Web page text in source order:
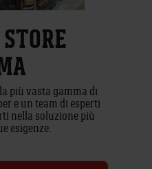
più vasta gamma di
e un team di esperti
nella soluzione più
esigenze.